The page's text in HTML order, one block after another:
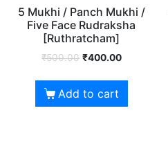
5 Mukhi / Panch Mukhi /
Five Face Rudraksha
[Ruthratcham]
₹500.00 ₹400.00
Add to cart